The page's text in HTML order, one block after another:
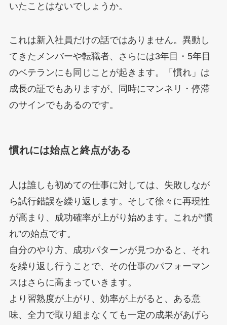
いたことはないでしょうか。
これは新入社員だけの話ではありません。異動し
てきたメンバーや転職者、さらには3年目・5年目
のベテランにも同じことが起きます。「慣れ」は
成長の証でもありますが、同時にマンネリ・停滞
のサインでもあるのです。
慣れには始点と終点がある
人は誰しも初めての仕事に対しては、失敗しなが
ら試行錯誤を繰り返します。そして徐々に再現性
が高まり、成功確率が上がり始めます。これが“慣
れ”の始点です。
自分のやり方、成功パターンが見つかると、それ
を繰り返し行うことで、その仕事のパフォーマン
スはさらに高まっていきます。
より習熟度が上がり、効率が上がると、ある意
味、全力で取り組まなくても一定の成果があげら